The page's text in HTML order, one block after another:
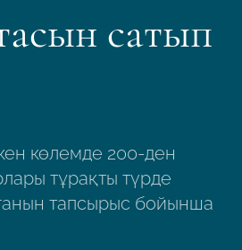
сатып
көлемде 200-ден
тұрақты түрде
тапсырыс бойынша